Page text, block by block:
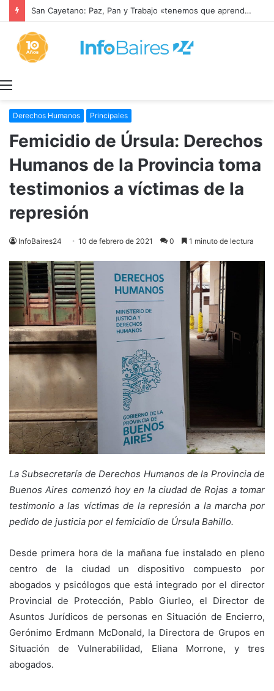
San Cayetano: Paz, Pan y Trabajo «tenemos que aprender a dialogar y a tratarnos bien» Mons. García Cuerva
Derechos Humanos Principales
Femicidio de Úrsula: Derechos
Humanos de la Provincia toma
testimonios a víctimas de la
represión
InfoBaires24 10 de febrero de 2021 0 1 minuto de lectura
La Subsecretaría de Derechos Humanos de la Provincia de
Buenos Aires comenzó hoy en la ciudad de Rojas a tomar
testimonio a las víctimas de la represión a la marcha por
pedido de justicia por el femicidio de Úrsula Bahillo.
Desde primera hora de la mañana fue instalado en pleno
centro de la ciudad un dispositivo compuesto por
abogados y psicólogos que está integrado por el director
Provincial de Protección, Pablo Giurleo, el Director de
Asuntos Jurídicos de personas en Situación de Encierro,
Gerónimo Erdmann McDonald, la Directora de Grupos en
Situación de Vulnerabilidad, Eliana Morrone, y tres
abogados.